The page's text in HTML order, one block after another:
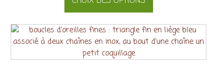
23,00€
à
44,00€
produit
a
plusieurs